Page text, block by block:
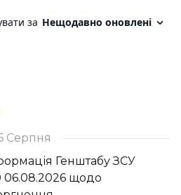
Серпня
Генштабу ЗСУ
06.08.2026 щодо